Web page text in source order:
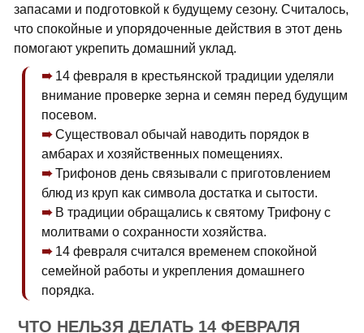
запасами и подготовкой к будущему сезону. Считалось,
что спокойные и упорядоченные действия в этот день
помогают укрепить домашний уклад.
14 февраля в крестьянской традиции уделяли
внимание проверке зерна и семян перед будущим
посевом.
Существовал обычай наводить порядок в
амбарах и хозяйственных помещениях.
Трифонов день связывали с приготовлением
блюд из круп как символа достатка и сытости.
В традиции обращались к святому Трифону с
молитвами о сохранности хозяйства.
14 февраля считался временем спокойной
семейной работы и укрепления домашнего
порядка.
ЧТО НЕЛЬЗЯ ДЕЛАТЬ 14 ФЕВРАЛЯ